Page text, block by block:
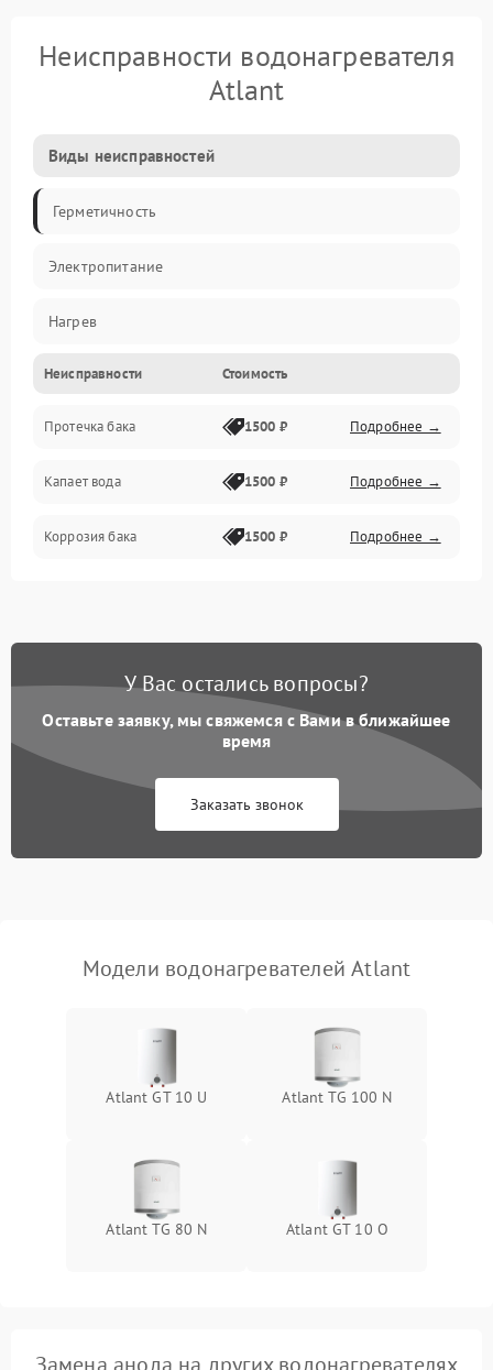
Неисправности водонагревателя
Atlant
Виды неисправностей
Герметичность
Электропитание
Нагрев
Датчики
Механика
Неисправности Стоимость
Протечка бака 1500 ₽ Подробнее →
Капает вода 1500 ₽ Подробнее →
Коррозия бака 1500 ₽ Подробнее →
У Вас остались вопросы?
Оставьте заявку, мы свяжемся с Вами в ближайшее
время
Заказать звонок
Модели водонагревателей Atlant
Atlant GT 10 U Atlant TG 100 N
Atlant TG 80 N Atlant GT 10 O